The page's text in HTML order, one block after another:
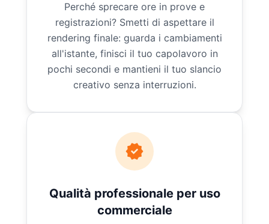
Perché sprecare ore in prove e
registrazioni? Smetti di aspettare il
rendering finale: guarda i cambiamenti
all'istante, finisci il tuo capolavoro in
pochi secondi e mantieni il tuo slancio
creativo senza interruzioni.
Qualità professionale per uso
commerciale